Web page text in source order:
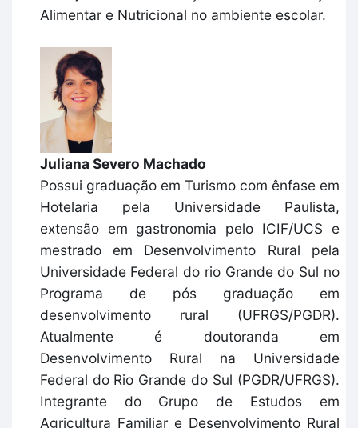
Alimentar e Nutricional no ambiente escolar.
Juliana Severo Machado
Possui graduação em Turismo com ênfase em
Hotelaria pela Universidade Paulista,
extensão em gastronomia pelo ICIF/UCS e
mestrado em Desenvolvimento Rural pela
Universidade Federal do rio Grande do Sul no
Programa de pós graduação em
desenvolvimento rural (UFRGS/PGDR).
Atualmente é doutoranda em
Desenvolvimento Rural na Universidade
Federal do Rio Grande do Sul (PGDR/UFRGS).
Integrante do Grupo de Estudos em
Agricultura Familiar e Desenvolvimento Rural